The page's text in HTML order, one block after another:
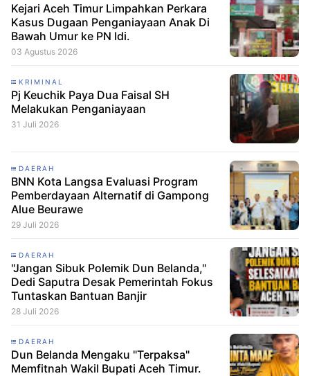
Kejari Aceh Timur Limpahkan Perkara
Kasus Dugaan Penganiayaan Anak Di
Bawah Umur ke PN Idi.
03 Agustus 2026
KRIMINAL
Pj Keuchik Paya Dua Faisal SH
Melakukan Penganiayaan
31 Juli 2026
DAERAH
BNN Kota Langsa Evaluasi Program
Pemberdayaan Alternatif di Gampong
Alue Beurawe
29 Juli 2026
DAERAH
"Jangan Sibuk Polemik Dun Belanda,"
Dedi Saputra Desak Pemerintah Fokus
Tuntaskan Bantuan Banjir
28 Juli 2026
DAERAH
Dun Belanda Mengaku "Terpaksa"
Memfitnah Wakil Bupati Aceh Timur.